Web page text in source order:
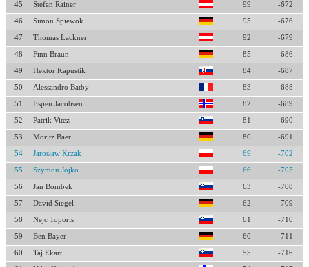
45 Stefan Rainer 99 -672
46 Simon Spiewok 95 -676
47 Thomas Lackner 92 -679
48 Finn Braun 85 -686
49 Hektor Kapustik 84 -687
50 Alessandro Batby 83 -688
51 Espen Jacobsen 82 -689
52 Patrik Vitez 81 -690
53 Moritz Baer 80 -691
54 Jarosław Krzak 69 -702
55 Szymon Jojko 66 -705
56 Jan Bombek 63 -708
57 David Siegel 62 -709
58 Nejc Toporis 61 -710
59 Ben Bayer 60 -711
60 Taj Ekart 55 -716